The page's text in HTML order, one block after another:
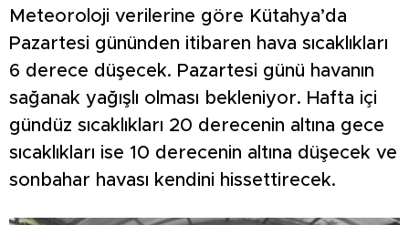
Meteoroloji verilerine göre Kütahya’da
Pazartesi gününden itibaren hava sıcaklıkları
6 derece düşecek. Pazartesi günü havanın
sağanak yağışlı olması bekleniyor. Hafta içi
gündüz sıcaklıkları 20 derecenin altına gece
sıcaklıkları ise 10 derecenin altına düşecek ve
sonbahar havası kendini hissettirecek.